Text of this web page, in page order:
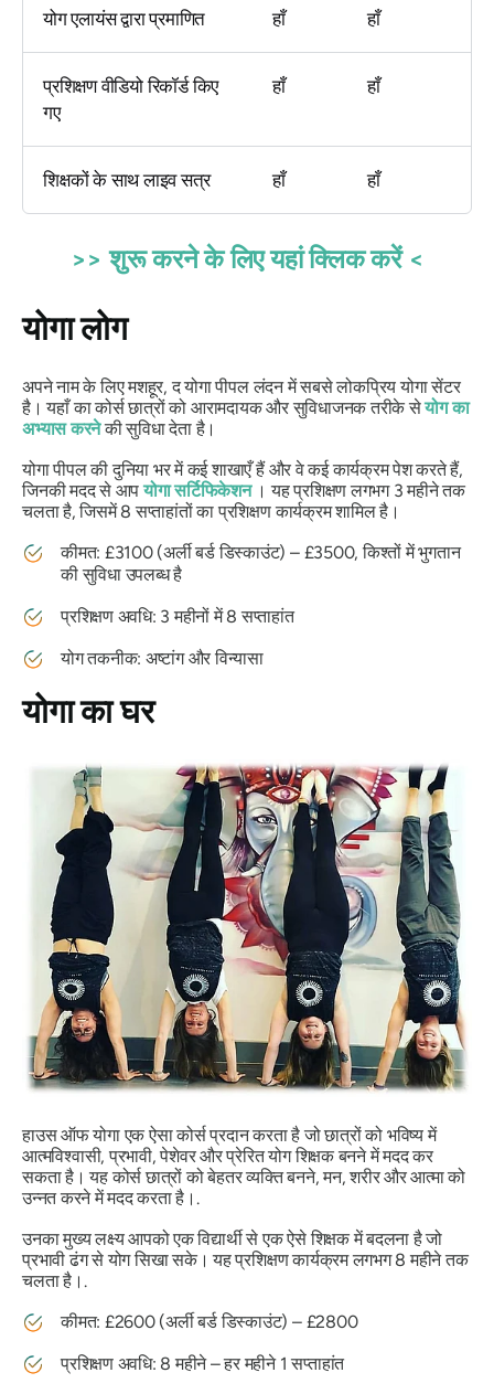
योग एलायंस द्वारा प्रमाणित हाँ हाँ
प्रशिक्षण वीडियो रिकॉर्ड किए
गए
हाँ हाँ
शिक्षकों के साथ लाइव सत्र हाँ हाँ
>> शुरू करने के लिए यहां क्लिक करें <
योगा लोग
अपने नाम के लिए मशहूर, द योगा पीपल लंदन में सबसे लोकप्रिय योगा सेंटर
है। यहाँ का कोर्स छात्रों को आरामदायक और सुविधाजनक तरीके सेयोग का
अभ्यास करनेकी सुविधा देता है।
योगा पीपल की दुनिया भर में कई शाखाएँ हैं और वे कई कार्यक्रम पेश करते हैं,
जिनकी मदद से आपयोगा सर्टिफिकेशन। यह प्रशिक्षण लगभग 3 महीने तक
चलता है, जिसमें 8 सप्ताहांतों का प्रशिक्षण कार्यक्रम शामिल है।
कीमत: £3100 (अर्ली बर्ड डिस्काउंट) – £3500, किश्तों में भुगतान
की सुविधा उपलब्ध है
प्रशिक्षण अवधि: 3 महीनों में 8 सप्ताहांत
योग तकनीक: अष्टांग और विन्यासा
योगा का घर
हाउस ऑफ योगा एक ऐसा कोर्स प्रदान करता है जो छात्रों को भविष्य में
आत्मविश्वासी, प्रभावी, पेशेवर और प्रेरित योग शिक्षक बनने में मदद कर
सकता है। यह कोर्स छात्रों को बेहतर व्यक्ति बनने, मन, शरीर और आत्मा को
उन्नत करने में मदद करता है।.
उनका मुख्य लक्ष्य आपको एक विद्यार्थी से एक ऐसे शिक्षक में बदलना है जो
प्रभावी ढंग से योग सिखा सके। यह प्रशिक्षण कार्यक्रम लगभग 8 महीने तक
चलता है।.
कीमत: £2600 (अर्ली बर्ड डिस्काउंट) – £2800
प्रशिक्षण अवधि: 8 महीने – हर महीने 1 सप्ताहांत